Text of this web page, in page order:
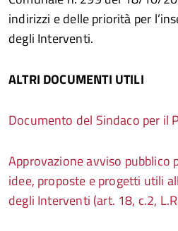
indirizzi e delle priorità per
degli Interventi.
ALTRI DOCUMENTI UTILI
Documento del Sindaco per il
Approvazione avviso pubblico
idee, proposte e progetti utili
degli Interventi (art. 18, c.2,